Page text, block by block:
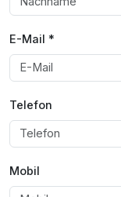
E-Mail *
Telefon
Mobil